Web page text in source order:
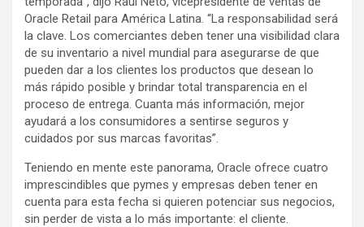
Oracle Retail para América Latina. “La responsabilidad será
la clave. Los comerciantes deben tener una visibilidad clara
de su inventario a nivel mundial para asegurarse de que
pueden dar a los clientes los productos que desean lo
más rápido posible y brindar total transparencia en el
proceso de entrega. Cuanta más información, mejor
ayudará a los consumidores a sentirse seguros y
cuidados por sus marcas favoritas”.
Teniendo en mente este panorama, Oracle ofrece cuatro
imprescindibles que pymes y empresas deben tener en
cuenta para esta fecha si quieren potenciar sus negocios,
sin perder de vista a lo más importante: el cliente.